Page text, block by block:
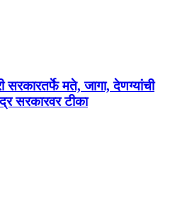
सरकारतर्फे मते, जागा, देणग्यांची
सरकारवर टीका